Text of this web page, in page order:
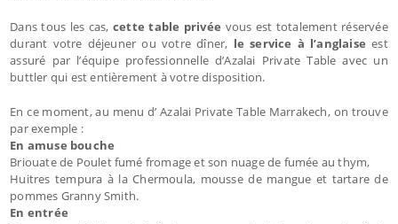
Dans tous les cas, cette table privée vous est totalement réservée
durant votre déjeuner ou votre dîner, le service à l’anglaise est
assuré par l’équipe professionnelle d’Azalai Private Table avec un
buttler qui est entièrement à votre disposition.
En ce moment, au menu d’ Azalai Private Table Marrakech, on trouve
par exemple :
En amuse bouche
Briouate de Poulet fumé fromage et son nuage de fumée au thym,
Huitres tempura à la Chermoula, mousse de mangue et tartare de
pommes Granny Smith.
En entrée